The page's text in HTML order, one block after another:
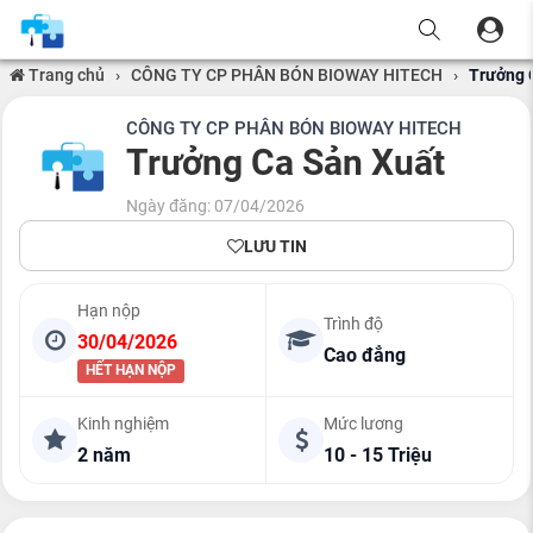
Trang chủ › CÔNG TY CP PHÂN BÓN BIOWAY HITECH › Trưởng
CÔNG TY CP PHÂN BÓN BIOWAY HITECH
Trưởng Ca Sản Xuất
Ngày đăng: 07/04/2026
LƯU TIN
Hạn nộp
30/04/2026
HẾT HẠN NỘP
Trình độ
Cao đẳng
Kinh nghiệm
2 năm
Mức lương
10 - 15 Triệu